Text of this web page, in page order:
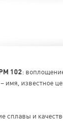
102:
– имя, известное
сплавы и